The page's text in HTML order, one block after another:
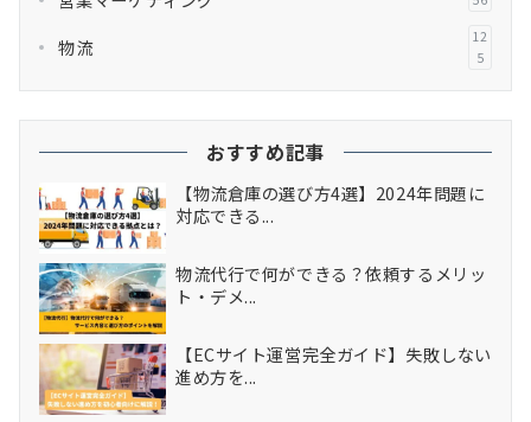
物流
12
5
おすすめ記事
【物流倉庫の選び方4選】2024年問題に
対応できる...
物流代行で何ができる？依頼するメリッ
ト・デメ...
【ECサイト運営完全ガイド】失敗しない
進め方を...